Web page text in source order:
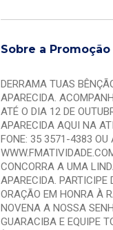
Sobre a Promoção
DERRAMA TUAS
APARECIDA.
ATÉ O DIA 12 DE
APARECIDA AQUI NA
FONE: 35 3571-4383 OU
CONCORRA A UMA
APARECIDA. PARTICIPE
ORAÇÃO EM HONRA À
NOVENA A NOSSA
GUARACIBA E EQUIPE